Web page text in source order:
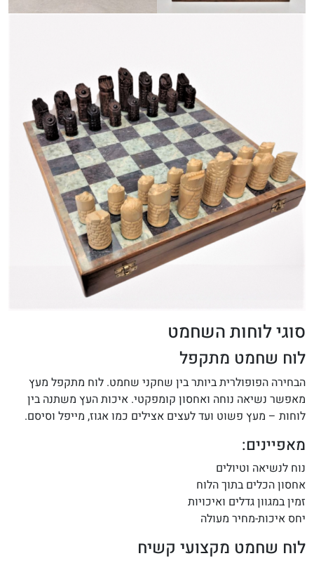
סוגי לוחות השחמט
לוח שחמט מתקפל
הבחירה הפופולרית ביותר בין שחקני שחמט. לוח מתקפל מעץ
מאפשר נשיאה נוחה ואחסון קומפקטי. איכות העץ משתנה בין
לוחות – מעץ פשוט ועד לעצים אצילים כמו אגוז, מייפל וסיסם.
מאפיינים:
נוח לנשיאה וטיולים
אחסון הכלים בתוך הלוח
זמין במגוון גדלים ואיכויות
יחס איכות-מחיר מעולה
לוח שחמט מקצועי קשיח